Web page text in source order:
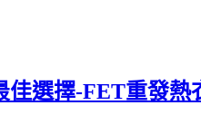
佳選擇-FET重發熱